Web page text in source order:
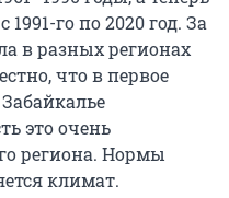
го по 2020 год. За
в разных регионах
что в первое
это очень
региона. Нормы
климат.